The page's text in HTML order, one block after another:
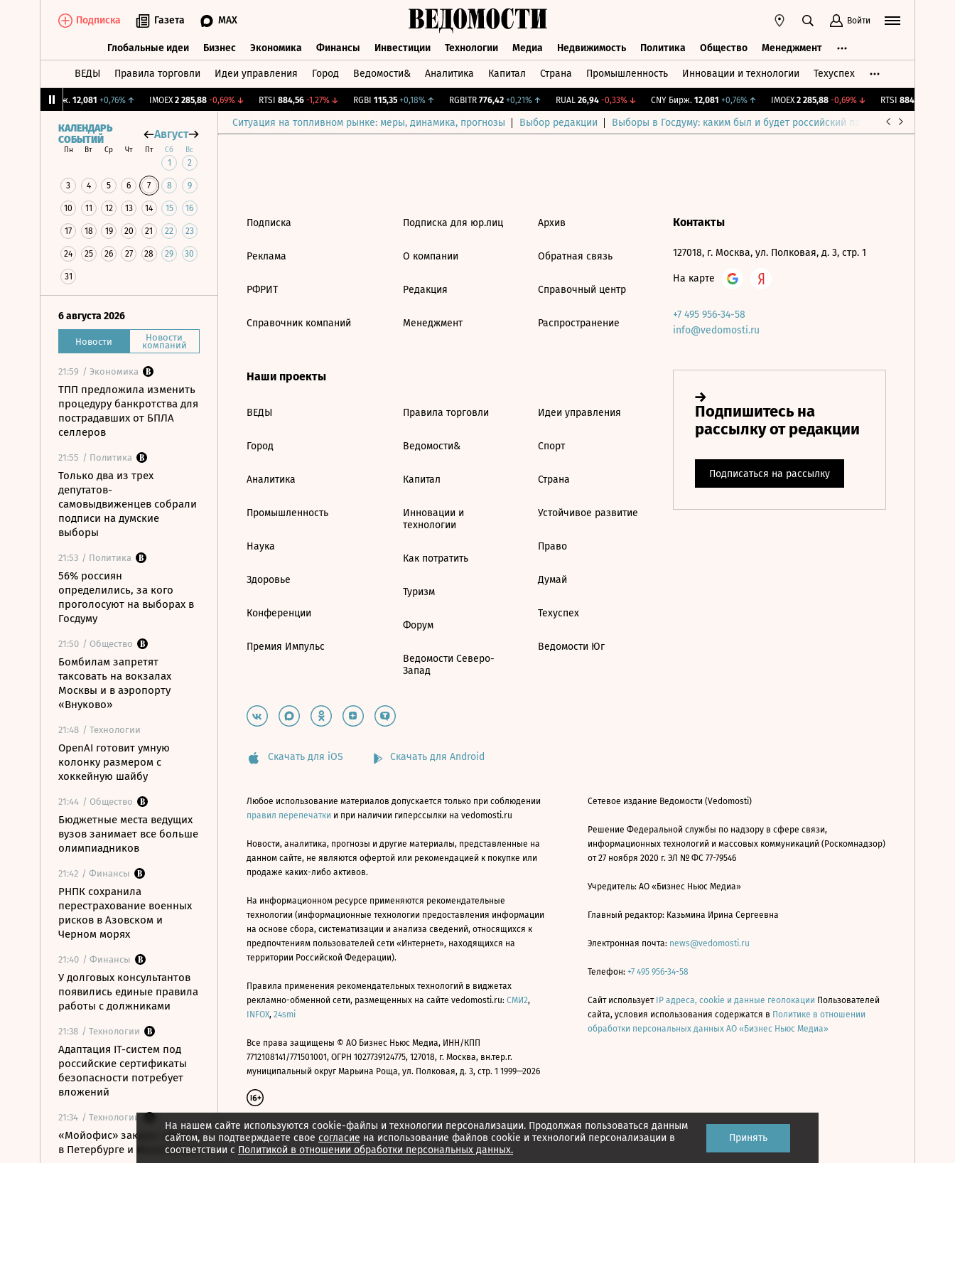
Подписка Газета MAX Войти
Глобальные идеи Бизнес Экономика Финансы Инвестиции Технологии Медиа Недвижимость Политика Общество Менеджмент
ВЕДЫ Правила торговли Идеи управления Город Ведомости& Аналитика Капитал Страна Промышленность Инновации и технологии Техуспех
CNY Бирж. 12,081 +0,76%↑ IMOEX 2 285,88 -0,69%↓ RTSI 884,56 -1,27%↓ RGBI 115,35 +0,18%↑ RGBITR 776,42 +0,21%↑ RUAL 26,94 -0,33%↓ CNY Бирж. 12,081 +0,76%↑ IMOEX 2 285,88 -0,69%↓ RTSI 884,56
Ситуация на топливном рынке: меры, динамика, прогнозы Выбор редакции Выборы в Госдуму: каким был и будет российский парламент
КАЛЕНДАРЬ
СОБЫТИЙ
Август
Пн Вт Ср Чт Пт Сб Вс
1 2
3 4 5 6 7 8 9
10 11 12 13 14 15 16
17 18 19 20 21 22 23
24 25 26 27 28 29 30
31
6 августа 2026
Новости Новости
компаний
21:59 / Экономика
ТПП предложила изменить
процедуру банкротства для
пострадавших от БПЛА
селлеров
21:55 / Политика
Только два из трех
депутатов-
самовыдвиженцев собрали
подписи на думские
выборы
21:53 / Политика
56% россиян
определились, за кого
проголосуют на выборах в
Госдуму
21:50 / Общество
Бомбилам запретят
таксовать на вокзалах
Москвы и в аэропорту
«Внуково»
21:48 / Технологии
OpenAI готовит умную
колонку размером с
хоккейную шайбу
21:44 / Общество
Бюджетные места ведущих
вузов занимает все больше
олимпиадников
21:42 / Финансы
РНПК сохранила
перестрахование военных
рисков в Азовском и
Черном морях
21:40 / Финансы
У долговых консультантов
появились единые правила
работы с должниками
21:38 / Технологии
Адаптация IT-систем под
российские сертификаты
безопасности потребует
вложений
21:34 / Технологии
«Мойофис» закрыл офисы
в Петербурге и Иннополисе
На нашем сайте используются cookie-файлы и технологии персонализации. Продолжая пользоваться данным
сайтом, вы подтверждаете свое согласие на использование файлов cookie и технологий персонализации в
соответствии с Политикой в отношении обработки персональных данных.
Принять
Подписка
Реклама
РФРИТ
Справочник компаний
Подписка для юр.лиц
О компании
Редакция
Менеджмент
Архив
Обратная связь
Справочный центр
Распространение
Наши проекты
ВЕДЫ
Город
Аналитика
Промышленность
Наука
Здоровье
Конференции
Премия Импульс
Правила торговли
Ведомости&
Капитал
Инновации и
технологии
Как потратить
Туризм
Форум
Ведомости Северо-
Запад
Идеи управления
Спорт
Страна
Устойчивое развитие
Право
Думай
Техуспех
Ведомости Юг
Контакты
127018, г. Москва, ул. Полковая, д. 3, стр. 1
На карте
+7 495 956-34-58
info@vedomosti.ru
Скачать для iOS Скачать для Android
Любое использование материалов допускается только при соблюдении
правил перепечатки и при наличии гиперссылки на vedomosti.ru
Новости, аналитика, прогнозы и другие материалы, представленные на
данном сайте, не являются офертой или рекомендацией к покупке или
продаже каких-либо активов.
На информационном ресурсе применяются рекомендательные
технологии (информационные технологии предоставления информации
на основе сбора, систематизации и анализа сведений, относящихся к
предпочтениям пользователей сети «Интернет», находящихся на
территории Российской Федерации).
Правила применения рекомендательных технологий в виджетах
рекламно-обменной сети, размещенных на сайте vedomosti.ru: СМИ2,
INFOX, 24smi
Все права защищены © АО Бизнес Ньюс Медиа, ИНН/КПП
7712108141/771501001, ОГРН 1027739124775, 127018, г. Москва, вн.тер.г.
муниципальный округ Марьина Роща, ул. Полковая, д. 3, стр. 1 1999—2026
Сетевое издание Ведомости (Vedomosti)
Решение Федеральной службы по надзору в сфере связи,
информационных технологий и массовых коммуникаций (Роскомнадзор)
от 27 ноября 2020 г. ЭЛ № ФС 77-79546
Учредитель: АО «Бизнес Ньюс Медиа»
Главный редактор: Казьмина Ирина Сергеевна
Электронная почта: news@vedomosti.ru
Телефон: +7 495 956-34-58
Сайт использует IP адреса, cookie и данные геолокации Пользователей
сайта, условия использования содержатся в Политике в отношении
обработки персональных данных АО «Бизнес Ньюс Медиа»